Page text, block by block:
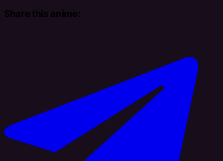
Share this anime: